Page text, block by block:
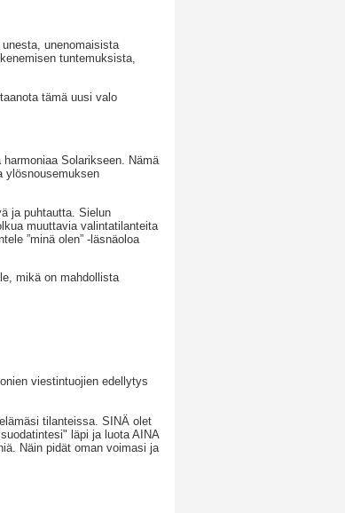
unenomaisista
tuntemuksista,
tämä uusi valo
Solarikseen. Nämä
ylösnousemuksen
ja puhtautta. Sielun
muuttavia valintatilanteita
”minä olen” -läsnäoloa
mikä on mahdollista
viestintuojien edellytys
tilanteissa. SINÄ olet
läpi ja luota AINA
Näin pidät oman voimasi ja